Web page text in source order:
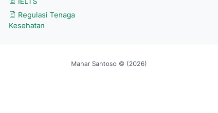
Regulasi Tenaga
Kesehatan
Mahar Santoso © (2026)